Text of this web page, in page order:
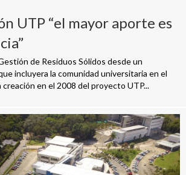
UTP “el mayor aporte es
de Residuos Sólidos desde un
incluyera la comunidad universitaria en el
creación en el 2008 del proyecto UTP...